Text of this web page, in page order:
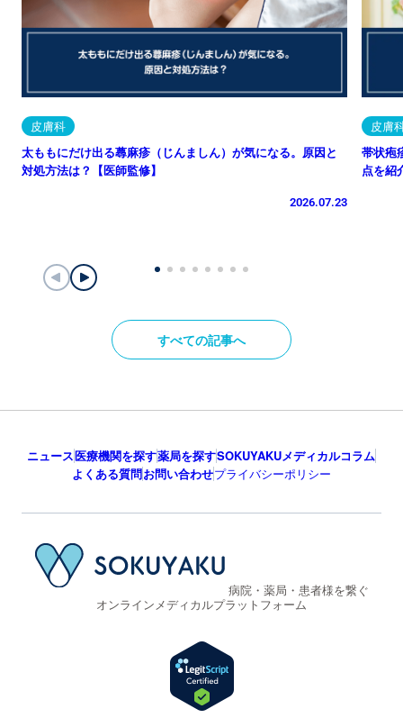
皮膚科
太ももにだけ出る蕁麻疹（じんましん）が気になる。原因と
対処方法は？【医師監修】
2026.07.23
皮膚
帯状疱
点を紹
すべての記事へ
ニュース医療機関を探す薬局を探すSOKUYAKUメディカルコラム
よくある質問お問い合わせプライバシーポリシー
病院・薬局・患者様を繋ぐ
オンラインメディカルプラットフォーム